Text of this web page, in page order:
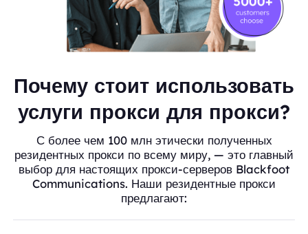
Почему стоит использовать
услуги прокси для прокси?
С более чем 100 млн этически полученных
резидентных прокси по всему миру, — это главный
выбор для настоящих прокси-серверов Blackfoot
Communications. Наши резидентные прокси
предлагают: